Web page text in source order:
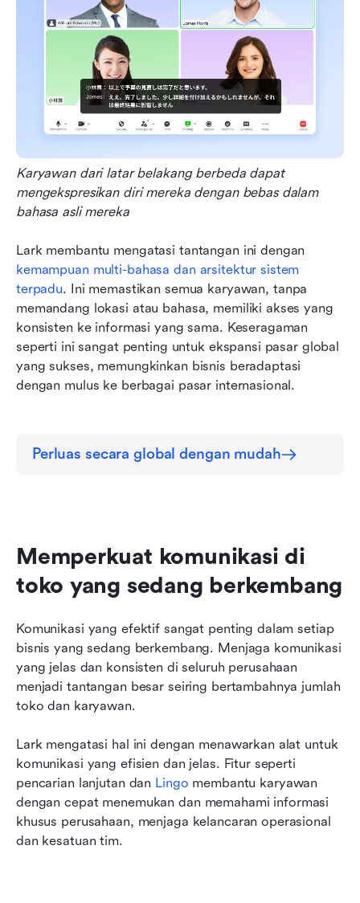
Karyawan dari latar belakang berbeda dapat
mengekspresikan diri mereka dengan bebas dalam
bahasa asli mereka
kemampuan multi-bahasa dan arsitektur sistem
terpadu. Ini memastikan semua karyawan, tanpa
memandang lokasi atau bahasa, memiliki akses yang
konsisten ke informasi yang sama. Keseragaman
seperti ini sangat penting untuk ekspansi pasar global
yang sukses, memungkinkan bisnis beradaptasi
dengan mulus ke berbagai pasar internasional.
Perluas secara global dengan mudah
Memperkuat komunikasi di
toko yang sedang berkembang
Komunikasi yang efektif sangat penting dalam setiap
bisnis yang sedang berkembang. Menjaga komunikasi
yang jelas dan konsisten di seluruh perusahaan
menjadi tantangan besar seiring bertambahnya jumlah
toko dan karyawan.
Lark mengatasi hal ini dengan menawarkan alat untuk
komunikasi yang efisien dan jelas. Fitur seperti
pencarian lanjutan dan Lingo membantu karyawan
dengan cepat menemukan dan memahami informasi
khusus perusahaan, menjaga kelancaran operasional
dan kesatuan tim.